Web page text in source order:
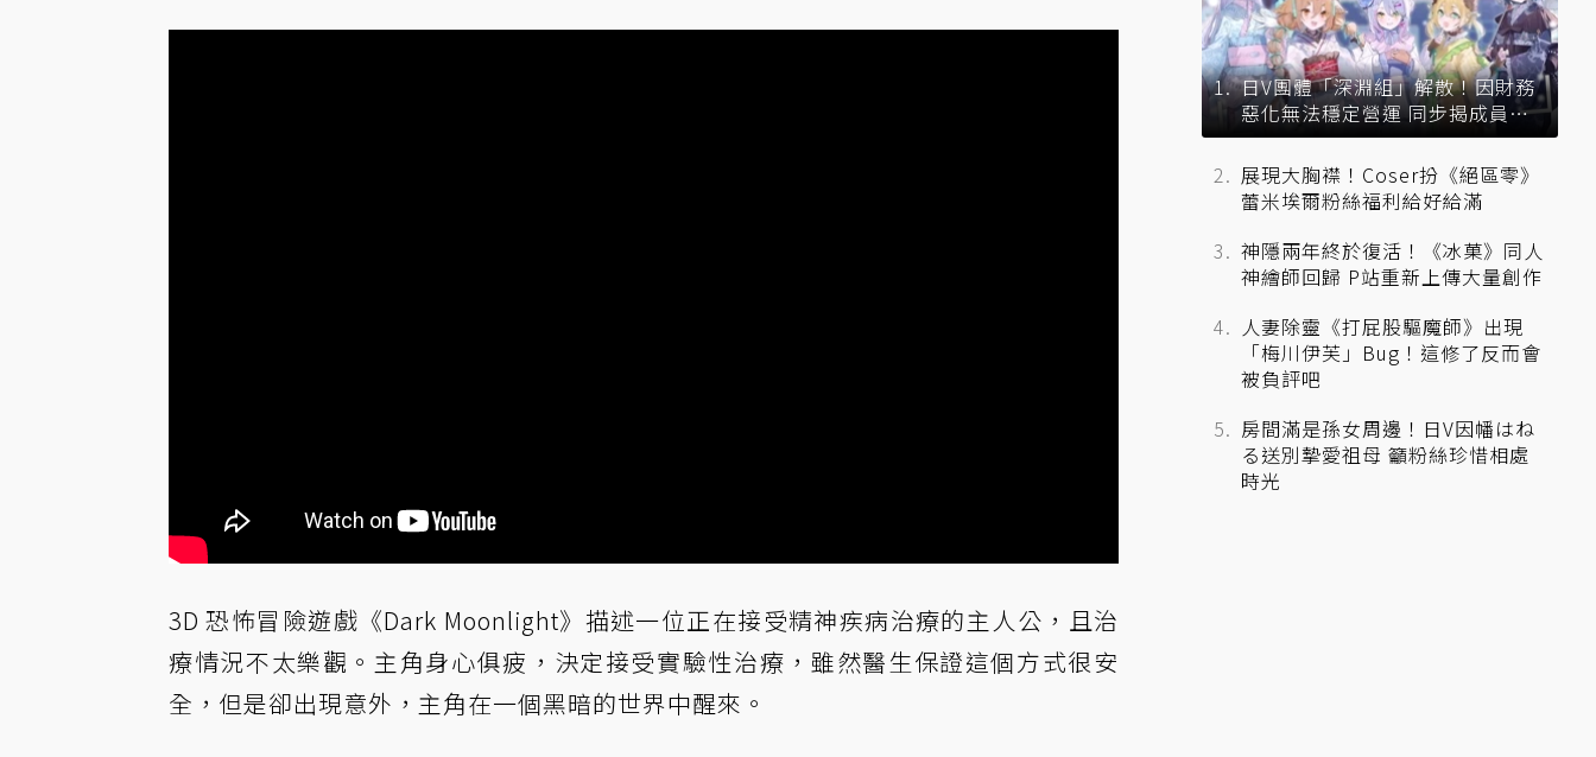
3D 恐怖冒險遊戲《Dark Moonlight》描述一位正在接受精神疾病治療的主人公，且治
療情況不太樂觀。主角身心俱疲，決定接受實驗性治療，雖然醫生保證這個方式很安
全，但是卻出現意外，主角在一個黑暗的世界中醒來。
日V團體「深淵組」解散！因財務
惡化無法穩定營運 同步揭成員未
來去向
展現大胸襟！Coser扮《絕區零》
蕾米埃爾粉絲福利給好給滿
神隱兩年終於復活！《冰菓》同人
神繪師回歸 P站重新上傳大量創作
人妻除靈《打屁股驅魔師》出現
「梅川伊芙」Bug！這修了反而會
被負評吧
房間滿是孫女周邊！日V因幡はね
る送別摯愛祖母 籲粉絲珍惜相處
時光